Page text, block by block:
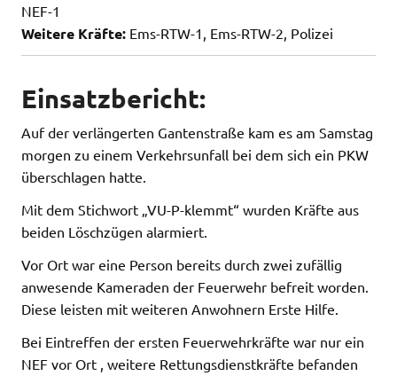
NEF-1
Weitere Kräfte: Ems-RTW-1, Ems-RTW-2, Polizei
Einsatzbericht:
Auf der verlängerten Gantenstraße kam es am Samstag
morgen zu einem Verkehrsunfall bei dem sich ein PKW
überschlagen hatte.
Mit dem Stichwort „VU-P-klemmt“ wurden Kräfte aus
beiden Löschzügen alarmiert.
Vor Ort war eine Person bereits durch zwei zufällig
anwesende Kameraden der Feuerwehr befreit worden.
Diese leisten mit weiteren Anwohnern Erste Hilfe.
Bei Eintreffen der ersten Feuerwehrkräfte war nur ein
NEF vor Ort , weitere Rettungsdienstkräfte befanden